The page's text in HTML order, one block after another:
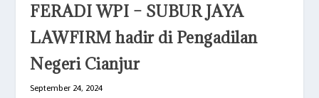
FERADI WPI – SUBUR JAYA
LAWFIRM hadir di Pengadilan
Negeri Cianjur
September 24, 2024